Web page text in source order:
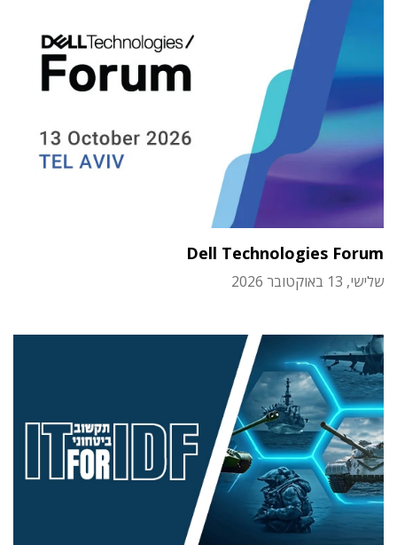
Dell Technologies Forum
שלישי, 13 באוקטובר 2026